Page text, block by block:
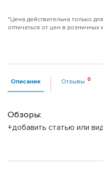
*Цена действительна только
отличаться от цен в розничных
Описание Отзывы
Обзоры:
+добавить статью или